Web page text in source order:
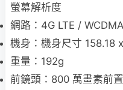
螢幕解析度
網路：4G LTE /
機身：機身尺寸 158.18
重量：192g
前鏡頭：800 萬畫素前